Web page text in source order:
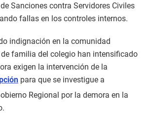
Sanciones contra Servidores Civiles
fallas en los controles internos.
indignación en la comunidad
familia del colegio han intensificado
exigen la intervención de la
para que se investigue a
Regional por la demora en la